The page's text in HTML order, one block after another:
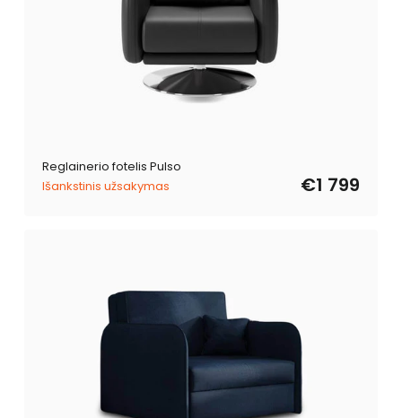
Reglainerio fotelis Pulso
Išankstinis užsakymas
€1 799